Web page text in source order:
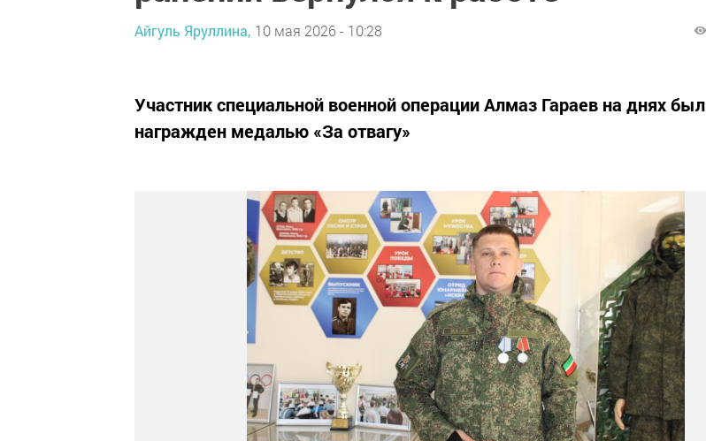
Айгуль Яруллина, 10 мая 2026 - 10:28
Участник специальной военной операции Алмаз Гараев на днях был
награжден медалью «За отвагу»